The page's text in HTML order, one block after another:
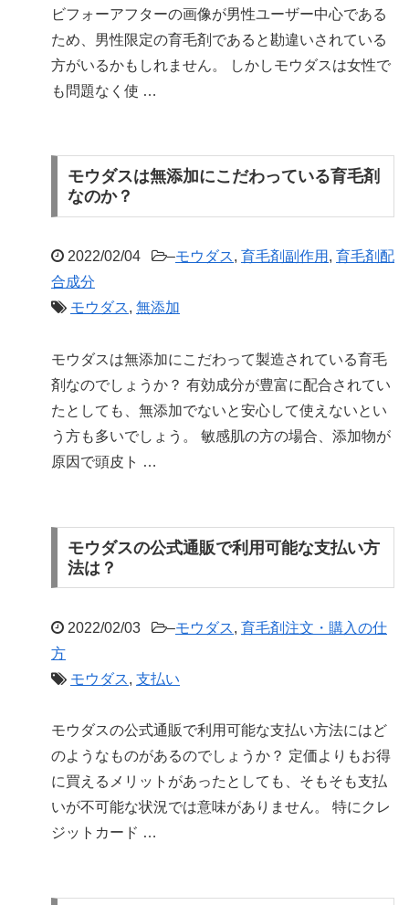
ビフォーアフターの画像が男性ユーザー中心である
ため、男性限定の育毛剤であると勘違いされている
方がいるかもしれません。 しかしモウダスは女性で
も問題なく使 …
モウダスは無添加にこだわっている育毛剤
なのか？
2022/02/04 –モウダス, 育毛剤副作用 , 育毛剤配
合成分
モウダス, 無添加
モウダスは無添加にこだわって製造されている育毛
剤なのでしょうか？ 有効成分が豊富に配合されてい
たとしても、無添加でないと安心して使えないとい
う方も多いでしょう。 敏感肌の方の場合、添加物が
原因で頭皮ト …
モウダスの公式通販で利用可能な支払い方
法は？
2022/02/03 –モウダス, 育毛剤注文・購入の仕
方
モウダス, 支払い
モウダスの公式通販で利用可能な支払い方法にはど
のようなものがあるのでしょうか？ 定価よりもお得
に買えるメリットがあったとしても、そもそも支払
いが不可能な状況では意味がありません。 特にクレ
ジットカード …